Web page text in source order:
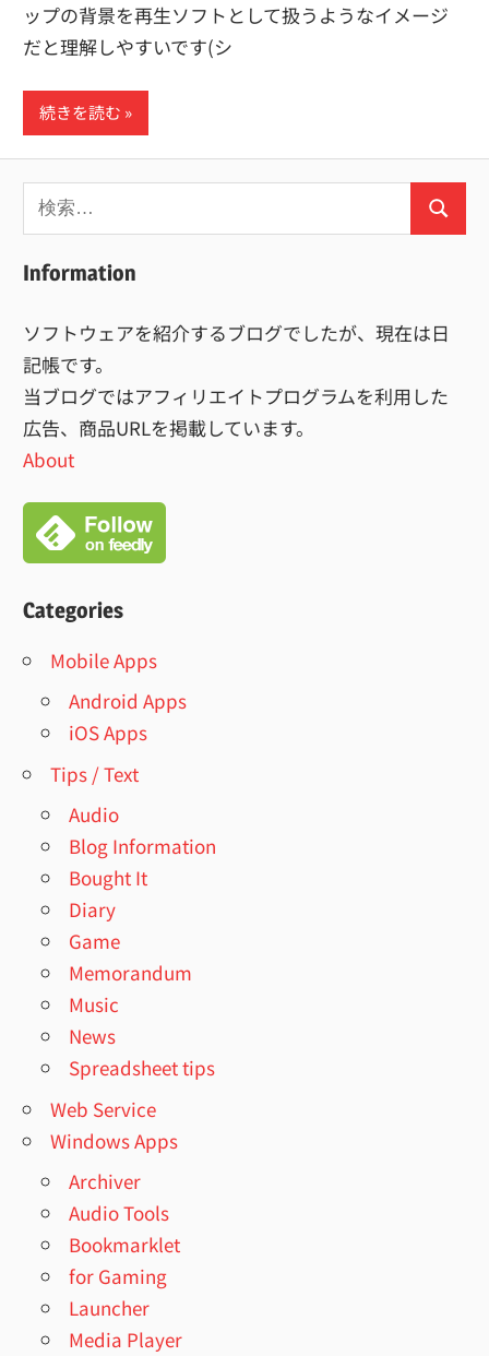
ップの背景を再生ソフトとして扱うようなイメージ
だと理解しやすいです(シ
続きを読む
検
索:
検
Information
ソフトウェアを紹介するブログでしたが、現在は日
記帳です。
当ブログではアフィリエイトプログラムを利用した
広告、商品URLを掲載しています。
About
Categories
Mobile Apps
Android Apps
iOS Apps
Tips / Text
Audio
Blog Information
Bought It
Diary
Game
Memorandum
Music
News
Spreadsheet tips
Web Service
Windows Apps
Archiver
Audio Tools
Bookmarklet
for Gaming
Launcher
Media Player